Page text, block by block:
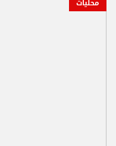
محليات